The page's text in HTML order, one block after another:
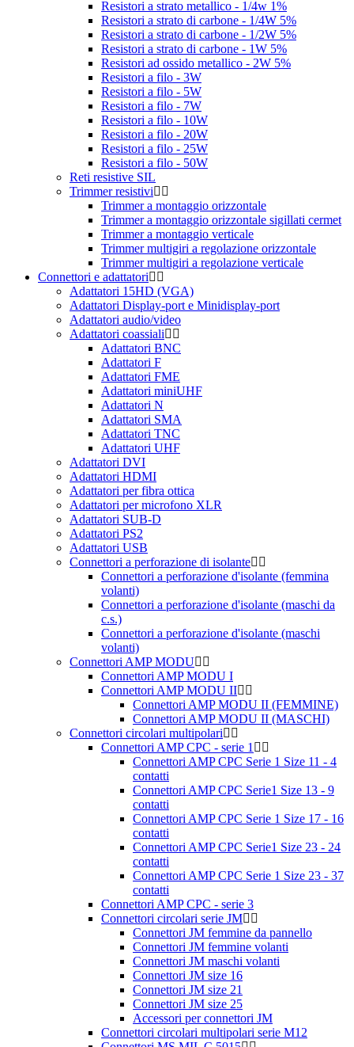
Resistori a strato metallico - 1/4w 1%
Resistori a strato di carbone - 1/4W 5%
Resistori a strato di carbone - 1/2W 5%
Resistori a strato di carbone - 1W 5%
Resistori ad ossido metallico - 2W 5%
Resistori a filo - 3W
Resistori a filo - 5W
Resistori a filo - 7W
Resistori a filo - 10W
Resistori a filo - 20W
Resistori a filo - 25W
Resistori a filo - 50W
Reti resistive SIL
Trimmer resistivi
Trimmer a montaggio orizzontale
Trimmer a montaggio orizzontale sigillati cermet
Trimmer a montaggio verticale
Trimmer multigiri a regolazione orizzontale
Trimmer multigiri a regolazione verticale
Connettori e adattatori
Adattatori 15HD (VGA)
Adattatori Display-port e Minidisplay-port
Adattatori audio/video
Adattatori coassiali
Adattatori BNC
Adattatori F
Adattatori FME
Adattatori miniUHF
Adattatori N
Adattatori SMA
Adattatori TNC
Adattatori UHF
Adattatori DVI
Adattatori HDMI
Adattatori per fibra ottica
Adattatori per microfono XLR
Adattatori SUB-D
Adattatori PS2
Adattatori USB
Connettori a perforazione di isolante
Connettori a perforazione d'isolante (femmina
volanti)
Connettori a perforazione d'isolante (maschi da
c.s.)
Connettori a perforazione d'isolante (maschi
volanti)
Connettori AMP MODU
Connettori AMP MODU I
Connettori AMP MODU II
Connettori AMP MODU II (FEMMINE)
Connettori AMP MODU II (MASCHI)
Connettori circolari multipolari
Connettori AMP CPC - serie 1
Connettori AMP CPC Serie 1 Size 11 - 4
contatti
Connettori AMP CPC Serie1 Size 13 - 9
contatti
Connettori AMP CPC Serie 1 Size 17 - 16
contatti
Connettori AMP CPC Serie1 Size 23 - 24
contatti
Connettori AMP CPC Serie 1 Size 23 - 37
contatti
Connettori AMP CPC - serie 3
Connettori circolari serie JM
Connettori JM femmine da pannello
Connettori JM femmine volanti
Connettori JM maschi volanti
Connettori JM size 16
Connettori JM size 21
Connettori JM size 25
Accessori per connettori JM
Connettori circolari multipolari serie M12